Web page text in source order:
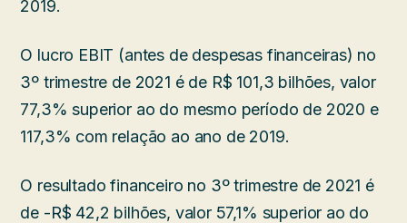
2019.
O lucro EBIT (antes de despesas financeiras) no
3º trimestre de 2021 é de R$ 101,3 bilhões, valor
77,3% superior ao do mesmo período de 2020 e
117,3% com relação ao ano de 2019.
O resultado financeiro no 3º trimestre de 2021 é
de -R$ 42,2 bilhões, valor 57,1% superior ao do